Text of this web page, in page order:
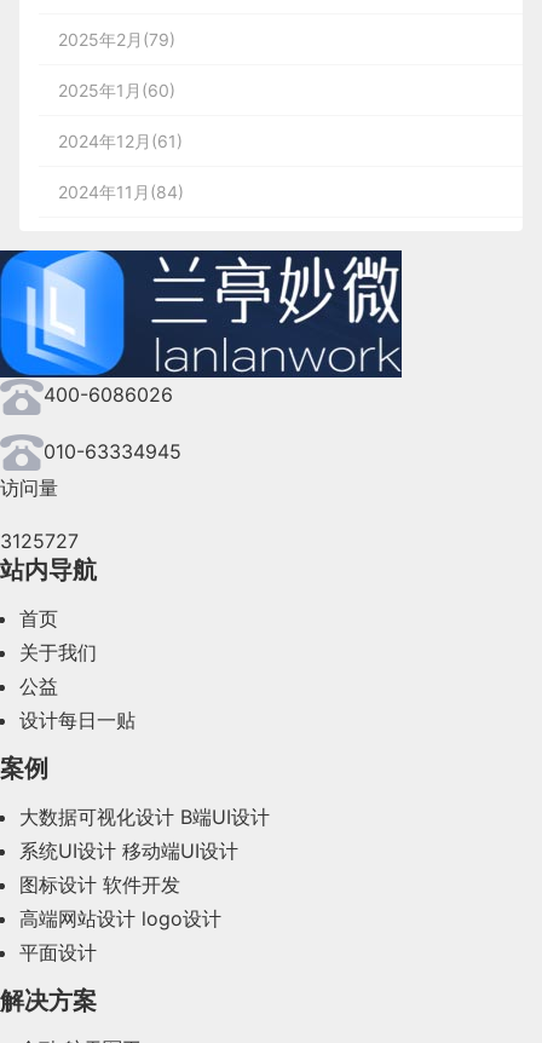
2025年2月(79)
2025年1月(60)
2024年12月(61)
2024年11月(84)
2024年9月(144)
2024年8月(164)
2024年7月(107)
2024年6月(63)
2024年4月(44)
2024年2月(58)
2023年10月(14)
2023年8月(88)
2023年7月(62)
400-6086026
010-63334945
访问量
3125727
站内导航
首页
关于我们
公益
设计每日一贴
案例
大数据可视化设计 B端UI设计
系统UI设计 移动端UI设计
图标设计 软件开发
高端网站设计 logo设计
平面设计
解决方案